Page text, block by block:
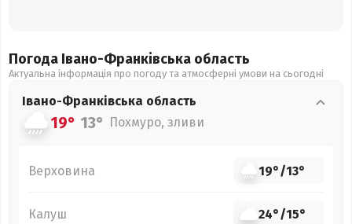
Погода Івано-Франківська область
Актуальна інформація про погоду та атмосферні умови на сьогодні
Івано-Франківська область
19° 13° Похмуро, зливи
Верховина 19°/13°
Калуш 24°/15°